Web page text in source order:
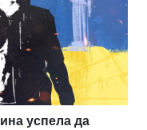
успела да